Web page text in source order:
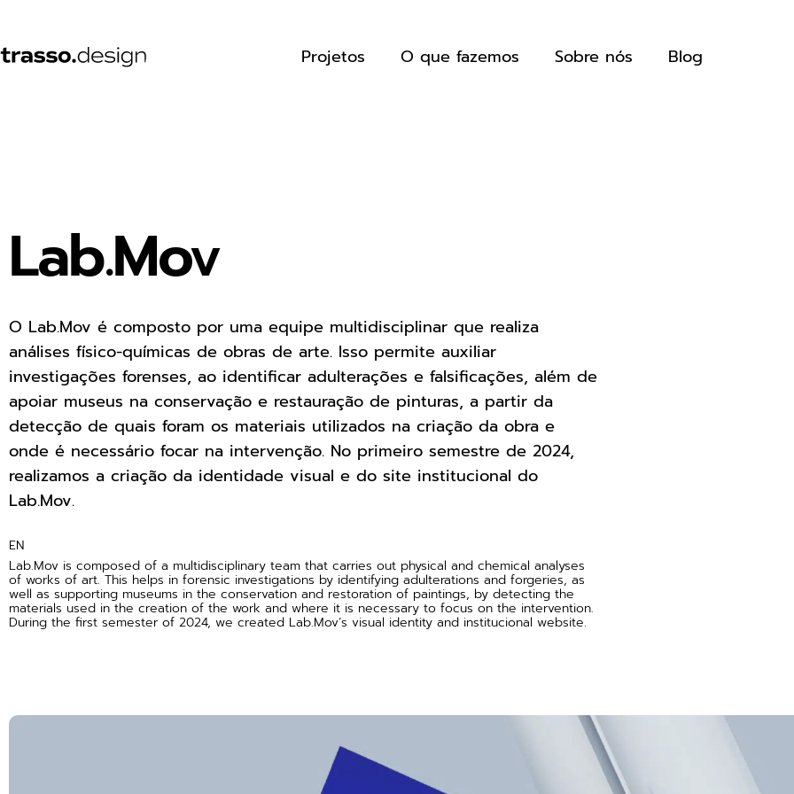
Projetos O que fazemos Sobre nós Blog
Lab.Mov
O Lab.Mov é composto por uma equipe multidisciplinar que realiza
análises físico-químicas de obras de arte. Isso permite auxiliar
investigações forenses, ao identificar adulterações e falsificações, além de
apoiar museus na conservação e restauração de pinturas, a partir da
detecção de quais foram os materiais utilizados na criação da obra e
onde é necessário focar na intervenção. No primeiro semestre de 2024,
realizamos a criação da identidade visual e do site institucional do
Lab.Mov.
EN
Lab.Mov is composed of a multidisciplinary team that carries out physical and chemical analyses
of works of art. This helps in forensic investigations by identifying adulterations and forgeries, as
well as supporting museums in the conservation and restoration of paintings, by detecting the
materials used in the creation of the work and where it is necessary to focus on the intervention.
During the first semester of 2024, we created Lab.Mov’s visual identity and institucional website.